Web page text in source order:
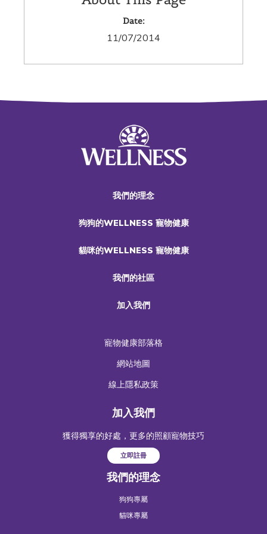
Date:
11/07/2014
我們的理念
狗狗的WELLNESS 寵物健康
貓咪的WELLNESS 寵物健康
我們的社區
加入我們
寵物健康部落格
網站地圖
線上隱私政策
加入我們
獲得獨享的好處，更多的照顧寵物技巧
立即註冊
我們的理念
狗狗專屬
貓咪專屬